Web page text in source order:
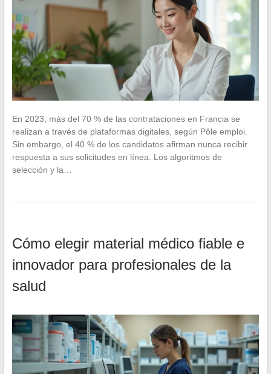
En 2023, más del 70 % de las contrataciones en Francia se
realizan a través de plataformas digitales, según Pôle emploi.
Sin embargo, el 40 % de los candidatos afirman nunca recibir
respuesta a sus solicitudes en línea. Los algoritmos de
selección y la…
Cómo elegir material médico fiable e
innovador para profesionales de la
salud